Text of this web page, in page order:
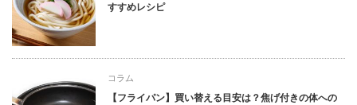
すすめレシピ
コラム
【フライパン】買い替える目安は？焦げ付きの体への